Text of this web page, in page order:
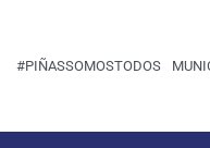
#PIÑASSOMOSTODOS